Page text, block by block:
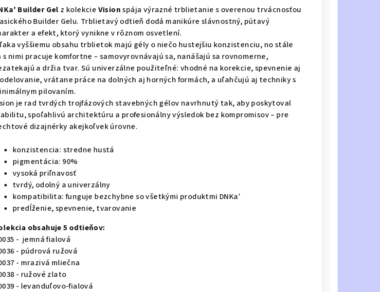
Builder Gel z kolekcie Vision spája výrazné trblietanie s overenou trvácnosťou
Builder Gelu. Trblietavý odtieň dodá manikúre slávnostný, pútavý
a efekt, ktorý vynikne v rôznom osvetlení.
vyššiemu obsahu trblietok majú gély o niečo hustejšiu konzistenciu, no stále
s nimi pracuje komfortne – samovyrovnávajú sa, nanášajú sa rovnomerne,
a držia tvar. Sú univerzálne použiteľné: vhodné na korekcie, spevnenie aj
vrátane práce na dolných aj horných formách, a uľahčujú aj techniky s
pilovaním.
je rad tvrdých trojfázových stavebných gélov navrhnutý tak, aby poskytoval
spoľahlivú architektúru a profesionálny výsledok bez kompromisov – pre
dizajnérky akejkoľvek úrovne.
konzistencia: stredne hustá
pigmentácia: 90%
vysoká priľnavosť
tvrdý, odolný a univerzálny
kompatibilita: funguje bezchybne so všetkými produktmi DNKa'
predĺženie, spevnenie, tvarovanie
obsahuje 5 odtieňov:
- jemná fialová
- púdrová ružová
- mrazivá mliečna
- ružové zlato
- levanduľovo-fialová